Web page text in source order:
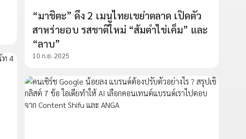
“มาชิตะ” ดึง 2 เมนูไทยเขย่าตลาด เปิดตัว
สาหร่ายอบ รสชาติใหม่ “ส้มตำไข่เค็ม” และ
“ลาบ”
10 ก.ย. 2025